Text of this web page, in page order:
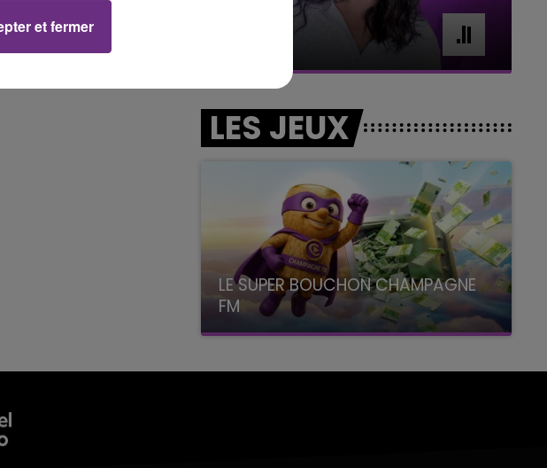
FM
LES JEUX
LE SUPER BOUCHON CHAMPAGNE
FM
avec La Famille Champagne FM, à 8H10
et fermer